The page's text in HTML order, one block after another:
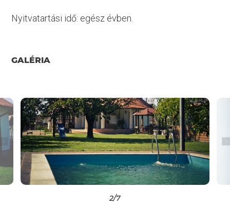
Nyitvatartási idő: egész évben.
GALÉRIA
2/7